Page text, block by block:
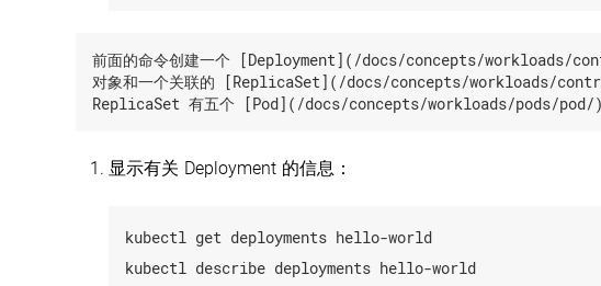
前面的命令创建一个 [Deployment](/docs/concepts/workloads/
对象和一个关联的 [ReplicaSet](/docs/concepts/workloads/
显示有关 Deployment 的信息：
kubectl get deployments hello-world